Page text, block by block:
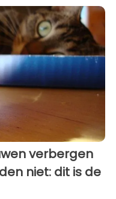
verbergen
niet: dit is de